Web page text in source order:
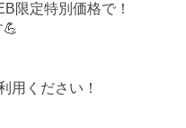
限定特別価格で！
用ください！